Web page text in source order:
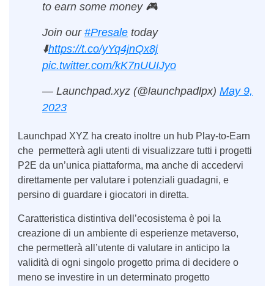
to earn some money 🎮
Join our #Presale today
⬇️https://t.co/yYq4jnQx8j
pic.twitter.com/kK7nUUIJyo
— Launchpad.xyz (@launchpadlpx) May 9,
2023
Launchpad XYZ ha creato inoltre un hub Play-to-Earn
che permetterà agli utenti di visualizzare tutti i progetti
P2E da un’unica piattaforma, ma anche di accedervi
direttamente per valutare i potenziali guadagni, e
persino di guardare i giocatori in diretta.
Caratteristica distintiva dell’ecosistema è poi la
creazione di un ambiente di esperienze metaverso,
che permetterà all’utente di valutare in anticipo la
validità di ogni singolo progetto prima di decidere o
meno se investire in un determinato progetto